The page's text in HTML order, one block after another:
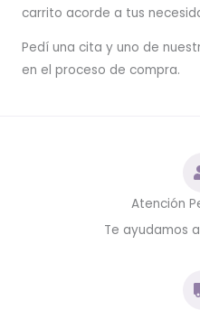
carrito acorde a tus
Pedí una cita y uno de
en el proceso de compra.
Atención
Te ayudamos